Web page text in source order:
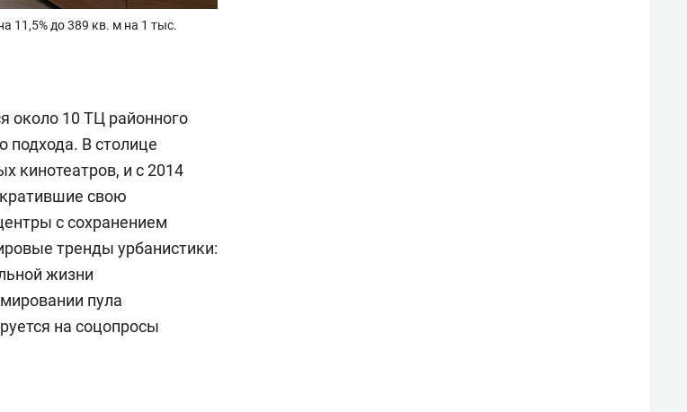
11,5% до 389 кв. м на 1 тыс.
около 10 ТЦ районного
подхода. В столице
кинотеатров, и с 2014
свою
с сохранением
тренды урбанистики:
жизни
пула
на соцопросы